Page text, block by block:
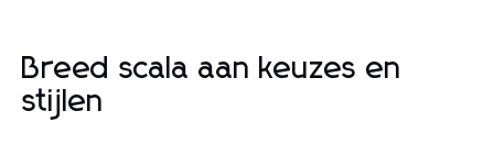
Breed scala aan keuzes en
stijlen